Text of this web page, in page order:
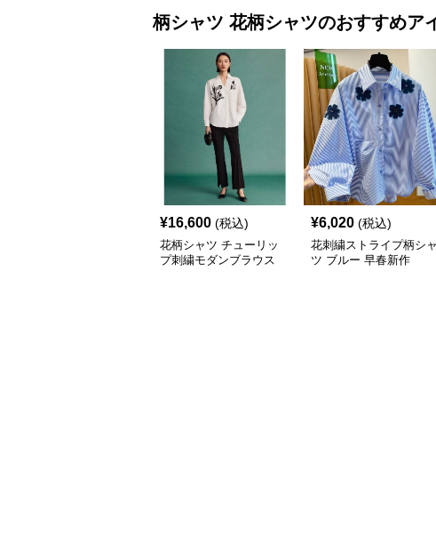
柄シャツ 花柄シャツのおすすめア
¥16,600 (税込)
花柄シャツ チューリッ
プ刺繍モダンブラウス
¥6,020 (税込)
花刺繍ストライプ柄シャ
ツ ブルー 早春新作